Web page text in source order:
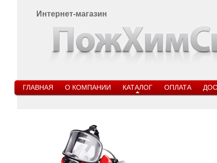
Интернет-магазин
ГЛАВНАЯ О КОМПАНИИ КАТАЛОГ ОПЛАТА